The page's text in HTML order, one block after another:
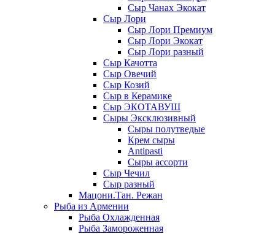
Сыр Чанах Экокат
Сыр Лори
Сыр Лори Премиум
Сыр Лори Экокат
Сыр Лори разный
Сыр Качотта
Сыр Овечий
Сыр Козий
Сыр в Керамике
Сыр ЭКОТАВУШ
Сыры Эксклюзивный
Сыры полутведые
Крем сыры
Antipasti
Сыры ассорти
Сыр Чечил
Сыр разный
Мацони.Тан. Режан
Рыба из Армении
Рыба Охлажденная
Рыба Замороженная